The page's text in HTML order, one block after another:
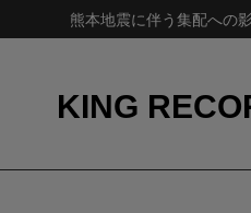
熊本地震に伴う集配への
KING